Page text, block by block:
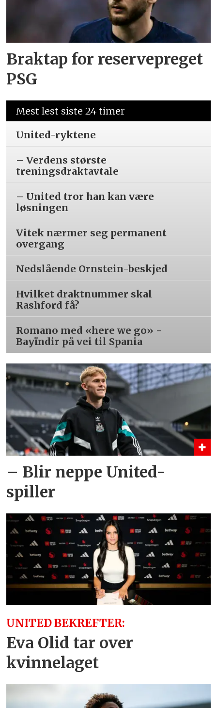
Braktap for reservepreget
PSG
Mest lest siste 24 timer
United-ryktene
– Verdens største
treningsdraktavtale
– United tror han kan være
løsningen
Vitek nærmer seg permanent
overgang
Nedslående Ornstein-beskjed
Hvilket draktnummer skal
Rashford få?
Romano med «here we go» -
Bayïndir på vei til Spania
– Blir neppe United-
spiller
UNITED BEKREFTER:
Eva Olid tar over
kvinnelaget